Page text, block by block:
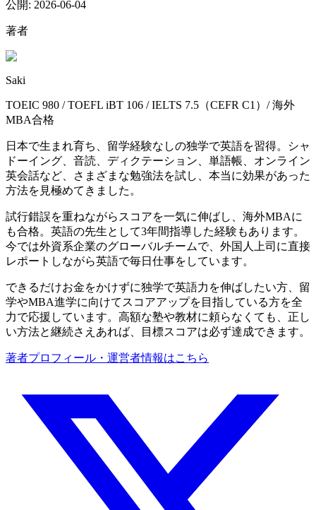
公開: 2026-06-04
著者
Saki
TOEIC 980 / TOEFL iBT 106 / IELTS 7.5（CEFR C1）/ 海外
MBA合格
日本で生まれ育ち、留学経験なしの独学で英語を習得。シャ
ドーイング、音読、ディクテーション、単語帳、オンライン
英会話など、さまざまな勉強法を試し、本当に効果があった
方法を見極めてきました。
試行錯誤を重ねながらスコアを一気に伸ばし、海外MBAに
も合格。英語の先生として3年間指導した経験もあります。
今では外資系企業のグローバルチームで、外国人上司に直接
レポートしながら英語で毎日仕事をしています。
できるだけお金をかけずに独学で英語力を伸ばしたい方、留
学やMBA進学に向けてスコアアップを目指している方を全
力で応援しています。高額な塾や教材に頼らなくても、正し
い方法と継続さえあれば、目標スコアは必ず達成できます。
著者プロフィール・運営者情報はこちら